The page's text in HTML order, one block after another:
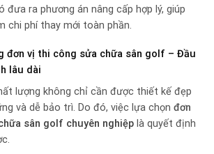
đưa ra phương án nâng cấp hợp lý, giúp
chi phí thay mới toàn phần.
đơn vị thi công sửa chữa sân golf – Đầu
lâu dài
lượng không chỉ cần được thiết kế đẹp
và dễ bảo trì. Do đó, việc lựa chọn đơn
sân golf chuyên nghiệp là quyết định